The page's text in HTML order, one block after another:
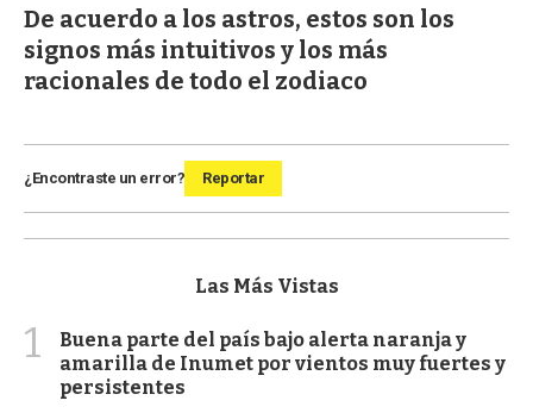
De acuerdo a los astros, estos son los
signos más intuitivos y los más
racionales de todo el zodiaco
¿Encontraste un error? Reportar
Las Más Vistas
1
Buena parte del país bajo alerta naranja y
amarilla de Inumet por vientos muy fuertes y
persistentes